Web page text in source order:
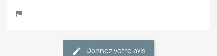
Donnez votre avis